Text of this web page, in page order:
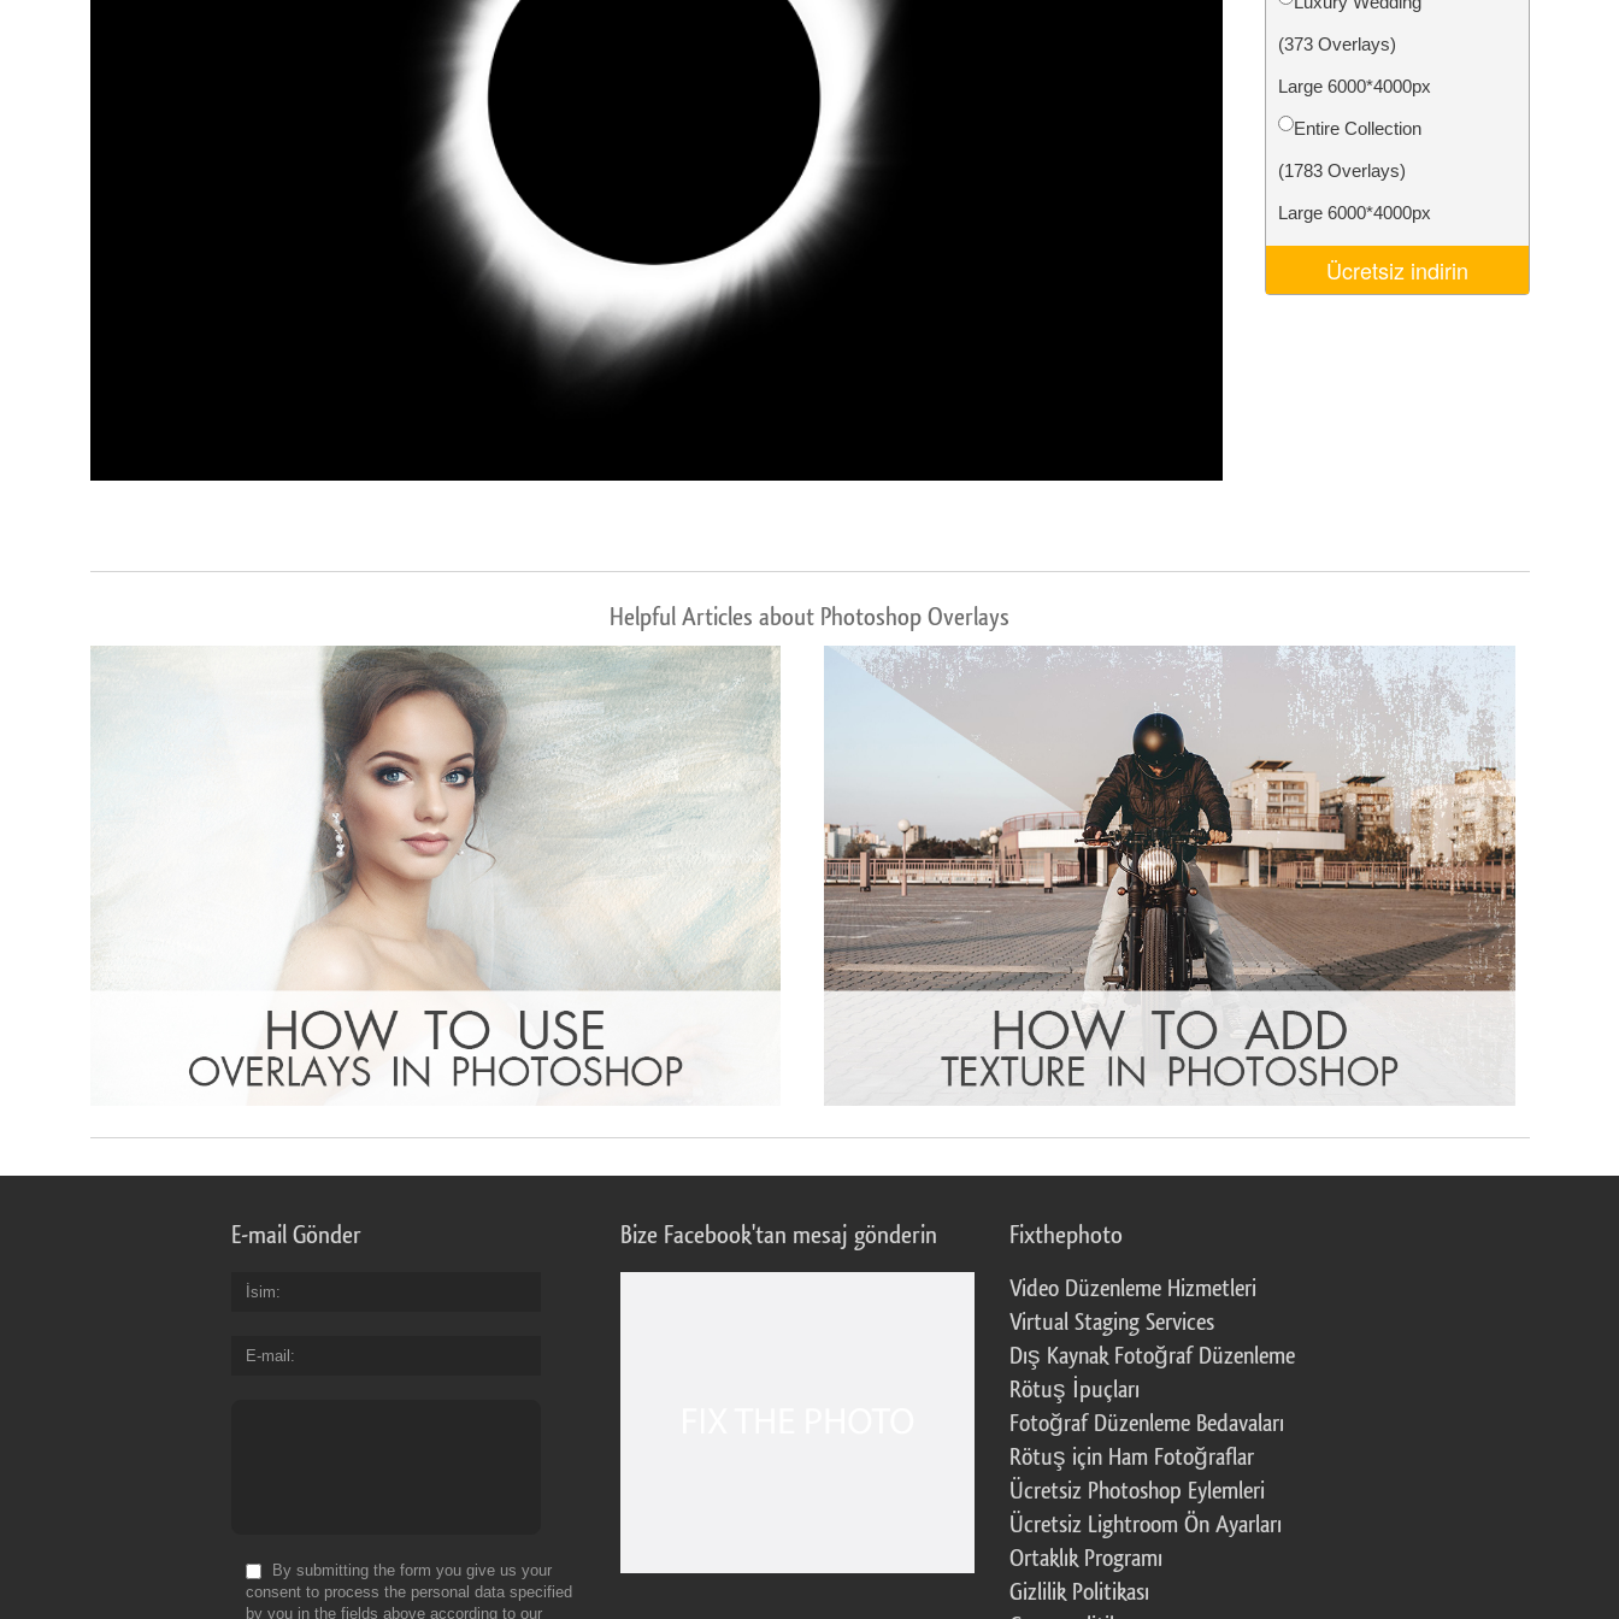
Ürün Rötuş Hizmetleri Mücevher Rötuş Hizmetleri
(373 Overlays)
Large 6000*4000px
Entire Collection
(1783 Overlays)
Large 6000*4000px
Ücretsiz indirin
Helpful Articles about Photoshop Overlays
E-mail Gönder
İsim
E-mail
By submitting the form you give us your
consent to process the personal data specified
by you in the fields above according to our
Bize Facebook'tan mesaj gönderin Fixthephoto
Video Düzenleme Hizmetleri
Virtual Staging Services
Dış Kaynak Fotoğraf Düzenleme
Rötuş İpuçları
Fotoğraf Düzenleme Bedavaları
Rötuş için Ham Fotoğraflar
Ücretsiz Photoshop Eylemleri
Ücretsiz Lightroom Ön Ayarları
Ortaklık Programı
Gizlilik Politikası